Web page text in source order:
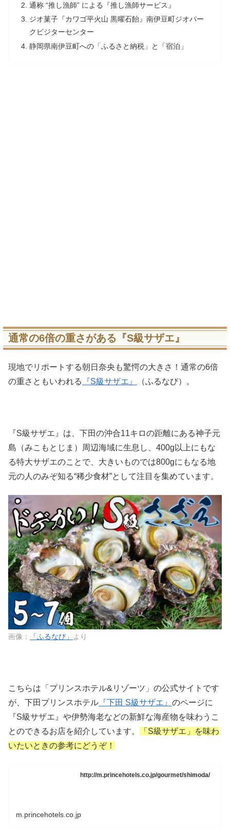
通称 “推し漁師” による『推し漁師サービス』
ジオ菓子『カワゴ平火山 黒曜石飴』南伊豆町ジオパー
クビジターセンター
静岡県南伊豆町への「ふるさと納税」と「宿泊」
通常の6倍の重さがある『S級サザエ』
現地でリポートする朝日奈央も驚愕の大きさ！通常の6倍
の重さともいわれる
『S級サザエ』 （ふるなび）。
『S級サザエ』は、下田の沖合11キロの距離にある神子元
島（みこもとじま）周辺海域に生息し、400g以上にもな
る特大サザエのことで、大きいものでは800gにもなる地
元の人のみぞ知る“稀少食材”として注目を集めています。
画像： 「ふるなび」 より
こちらは「プリンスホテル&リゾーツ」の公式サイトです
が、下田プリンスホテル 『下田 S級サザエ』 のページに
『S級サザエ』や伊勢海老などの新鮮な海産物を味わうこ
とのできるお店を紹介しています。
「S級サザエ」を味わ
いたいときの参考にどうぞ！
http://m.princehotels.co.jp/gourmet/shimoda/
m.princehotels.co.jp